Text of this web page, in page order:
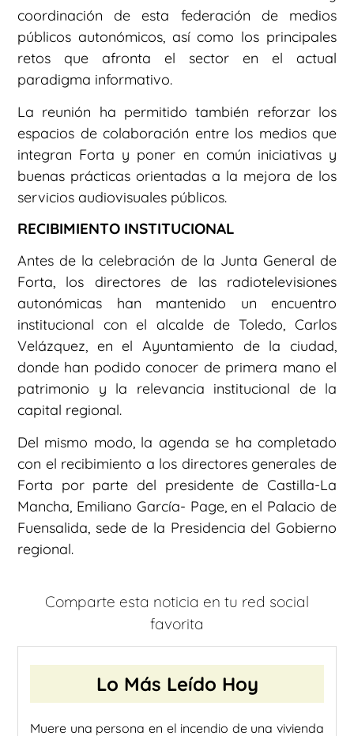
coordinación de esta federación de medios
públicos autonómicos, así como los principales
retos que afronta el sector en el actual
paradigma informativo.
La reunión ha permitido también reforzar los
espacios de colaboración entre los medios que
integran Forta y poner en común iniciativas y
buenas prácticas orientadas a la mejora de los
servicios audiovisuales públicos.
RECIBIMIENTO INSTITUCIONAL
Antes de la celebración de la Junta General de
Forta, los directores de las radiotelevisiones
autonómicas han mantenido un encuentro
institucional con el alcalde de Toledo, Carlos
Velázquez, en el Ayuntamiento de la ciudad,
donde han podido conocer de primera mano el
patrimonio y la relevancia institucional de la
capital regional.
Del mismo modo, la agenda se ha completado
con el recibimiento a los directores generales de
Forta por parte del presidente de Castilla-La
Mancha, Emiliano García- Page, en el Palacio de
Fuensalida, sede de la Presidencia del Gobierno
regional.
Comparte esta noticia en tu red social
favorita
Lo Más Leído Hoy
Muere una persona en el incendio de una vivienda